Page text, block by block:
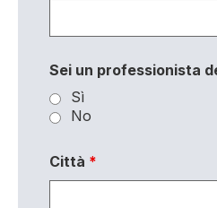
Sei un professionista
Sì
No
Città *